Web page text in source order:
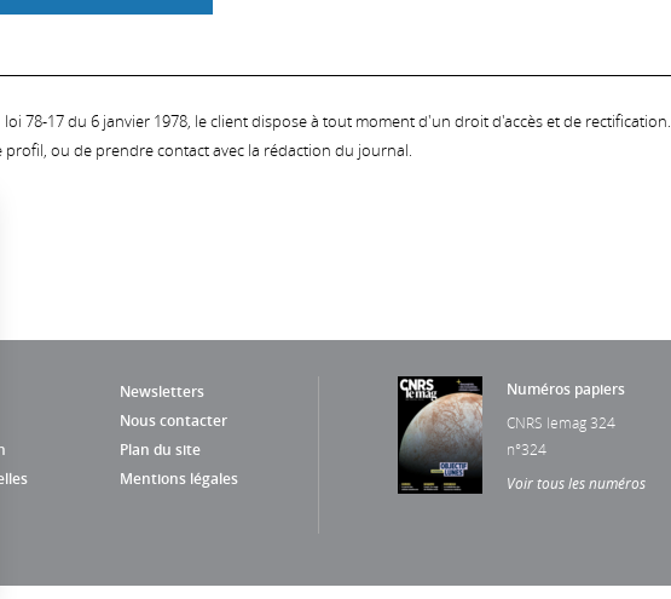
78-17 du 6 janvier 1978, le client dispose à tout moment d'un droit d'accès et de
ou de prendre contact avec la rédaction du journal.
Newsletters
Nous contacter
Plan du site
Mentions légales
Numéros papiers
CNRS lemag 324
n°324
Voir tous les numéros